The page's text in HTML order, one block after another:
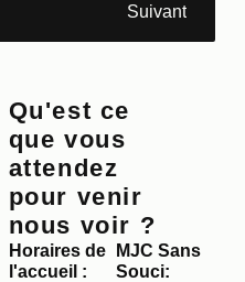
Suivant
Qu'est ce
que vous
attendez
pour venir
nous voir ?
Horaires de
l'accueil :
MJC Sans
Souci: